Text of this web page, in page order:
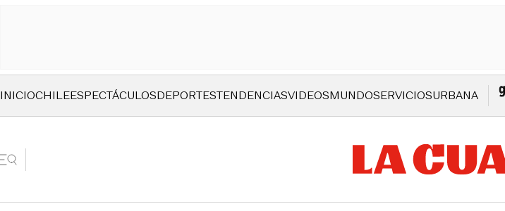
INICIOCHILEESPECTÁCULOSDEPORTESTENDENCIASVIDEOSMUNDOSERVICIOSURBANA